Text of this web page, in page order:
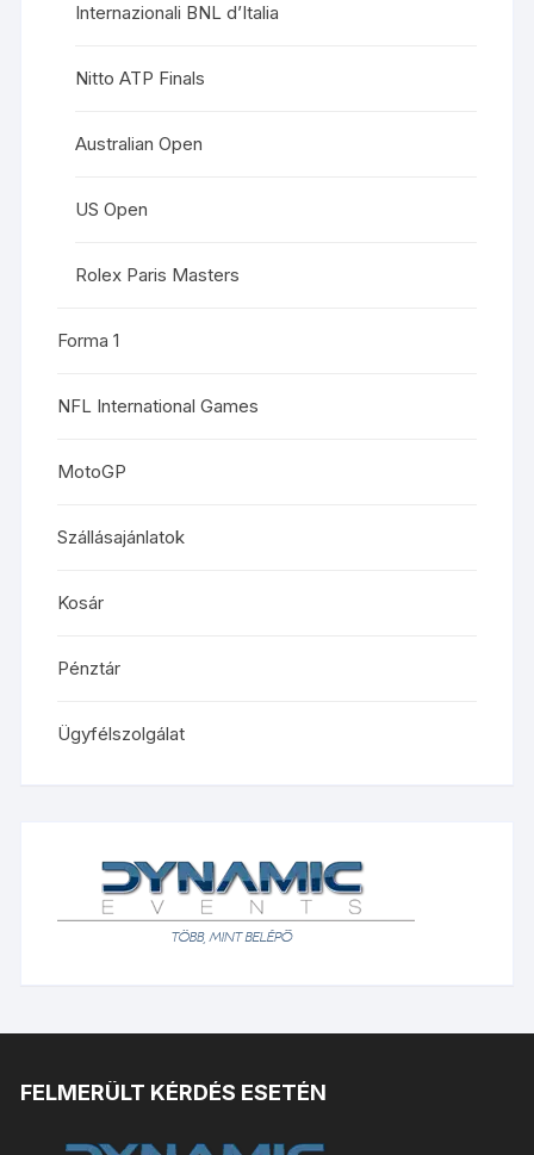
Internazionali BNL d’Italia
Nitto ATP Finals
Australian Open
US Open
Rolex Paris Masters
Forma 1
NFL International Games
MotoGP
Szállásajánlatok
Kosár
Pénztár
Ügyfélszolgálat
FELMERÜLT KÉRDÉS ESETÉN